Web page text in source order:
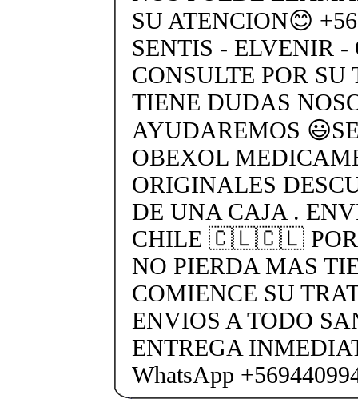
SU ATENCION😊
SENTIS - ELVENIR -
CONSULTE POR
TIENE DUDAS
AYUDAREMOS
OBEXOL
ORIGINALES
DE UNA CAJA .
CHILE 🇨🇱🇨🇱 POR
NO PIERDA MAS
COMIENCE SU
ENVIOS A TODO
ENTREGA
WhatsApp